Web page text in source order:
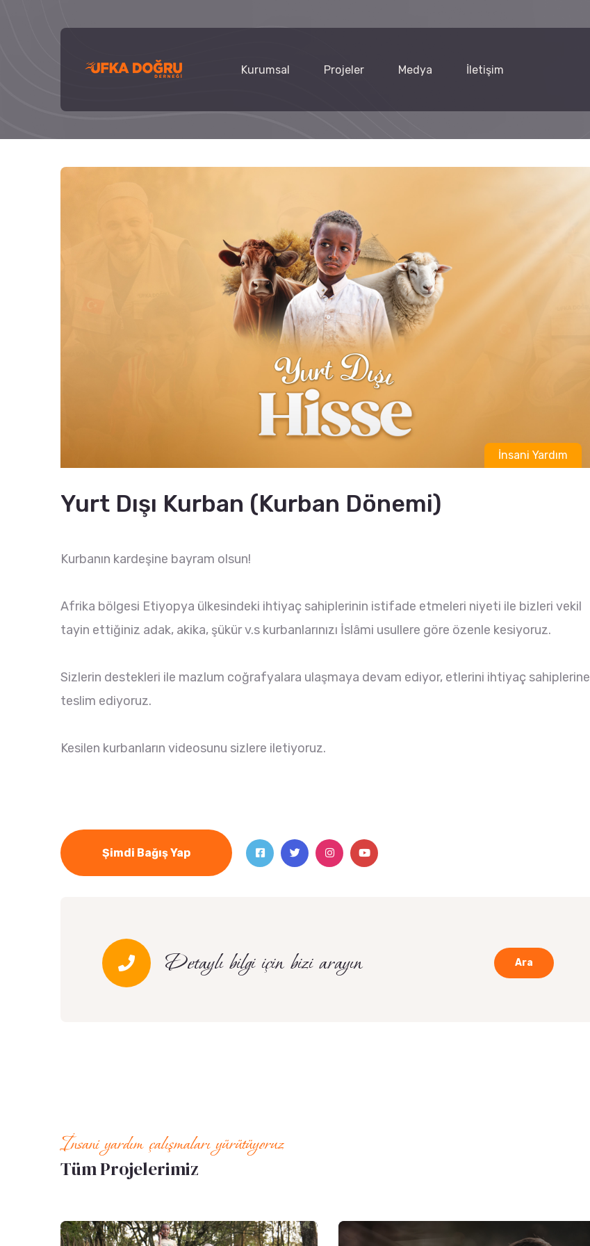
Kurumsal Projeler Medya İletişim
İnsani Yardım
Yurt Dışı Kurban (Kurban Dönemi)
Kurbanın kardeşine bayram olsun!
Afrika bölgesi Etiyopya ülkesindeki ihtiyaç sahiplerinin istifade etmeleri niyeti ile bizleri vekil
tayin ettiğiniz adak, akika, şükür v.s kurbanlarınızı İslâmi usullere göre özenle kesiyoruz.
Sizlerin destekleri ile mazlum coğrafyalara ulaşmaya devam ediyor, etlerini ihtiyaç sahiplerine
teslim ediyoruz.
Kesilen kurbanların videosunu sizlere iletiyoruz.
Şimdi Bağış Yap
Detaylı bilgi için bizi arayın Ara
İnsani yardım çalışmaları yürütüyoruz
Tüm Projelerimiz